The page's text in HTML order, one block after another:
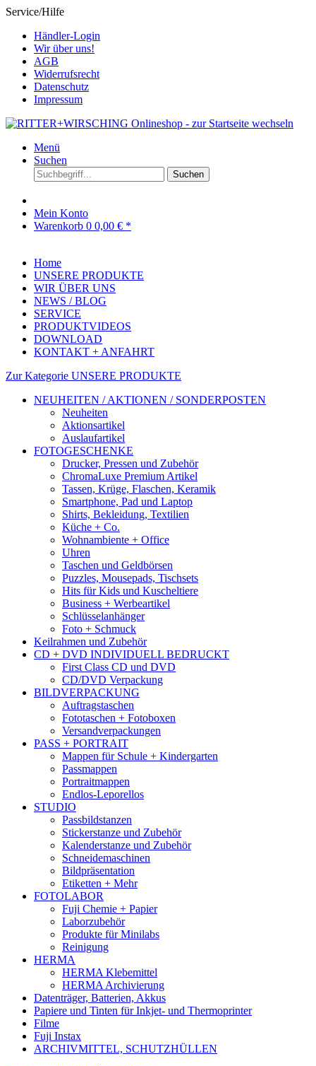
Service/Hilfe
Händler-Login
Wir über uns!
AGB
Widerrufsrecht
Datenschutz
Impressum
Menü
Suchen
Suchen
Mein Konto
Warenkorb 0 0,00 € *
Home
UNSERE PRODUKTE
WIR ÜBER UNS
NEWS / BLOG
SERVICE
PRODUKTVIDEOS
DOWNLOAD
KONTAKT + ANFAHRT
Zur Kategorie UNSERE PRODUKTE
NEUHEITEN / AKTIONEN / SONDERPOSTEN
Neuheiten
Aktionsartikel
Auslaufartikel
FOTOGESCHENKE
Drucker, Pressen und Zubehör
ChromaLuxe Premium Artikel
Tassen, Krüge, Flaschen, Keramik
Smartphone, Pad und Laptop
Shirts, Bekleidung, Textilien
Küche + Co.
Wohnambiente + Office
Uhren
Taschen und Geldbörsen
Puzzles, Mousepads, Tischsets
Hits für Kids und Kuscheltiere
Business + Werbeartikel
Schlüsselanhänger
Foto + Schmuck
Keilrahmen und Zubehör
CD + DVD INDIVIDUELL BEDRUCKT
First Class CD und DVD
CD/DVD Verpackung
BILDVERPACKUNG
Auftragstaschen
Fototaschen + Fotoboxen
Versandverpackungen
PASS + PORTRAIT
Mappen für Schule + Kindergarten
Passmappen
Portraitmappen
Endlos-Leporellos
STUDIO
Passbildstanzen
Stickerstanze und Zubehör
Kalenderstanze und Zubehör
Schneidemaschinen
Bildpräsentation
Etiketten + Mehr
FOTOLABOR
Fuji Chemie + Papier
Laborzubehör
Produkte für Minilabs
Reinigung
HERMA
HERMA Klebemittel
HERMA Archivierung
Datenträger, Batterien, Akkus
Papiere und Tinten für Inkjet- und Thermoprinter
Filme
Fuji Instax
ARCHIVMITTEL, SCHUTZHÜLLEN